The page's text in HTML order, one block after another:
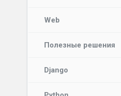
Web
Полезные решения
Django